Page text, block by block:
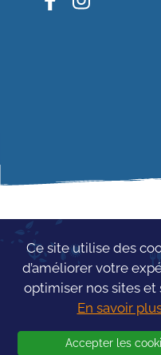
Ce site utilise des
d’améliorer votre
optimiser nos sites et
En savoir
Accepter les